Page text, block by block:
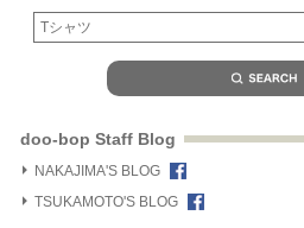
doo-bop Staff Blog
NAKAJIMA'S BLOG
TSUKAMOTO'S BLOG